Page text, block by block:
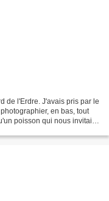
de l'Erdre. J'avais pris par le
en bas, tout
poisson qui nous invitait